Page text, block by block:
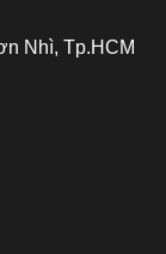
Nhì, Tp.HCM